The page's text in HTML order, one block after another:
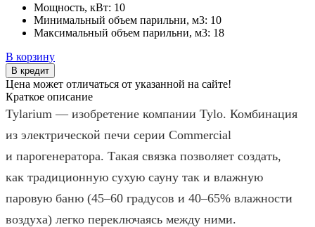
Мощность, кВт: 10
Минимальный объем парильни, м3: 10
Максимальный объем парильни, м3: 18
В корзину
В кредит
Цена может отличаться от указанной на сайте!
Краткое описание
Tylarium — изобретение компании Tylo. Комбинация
из электрической печи серии Commercial
и парогенератора. Такая связка позволяет создать,
как традиционную сухую сауну так и влажную
паровую баню (45–60 градусов и 40–65% влажности
воздуха) легко переключаясь между ними.